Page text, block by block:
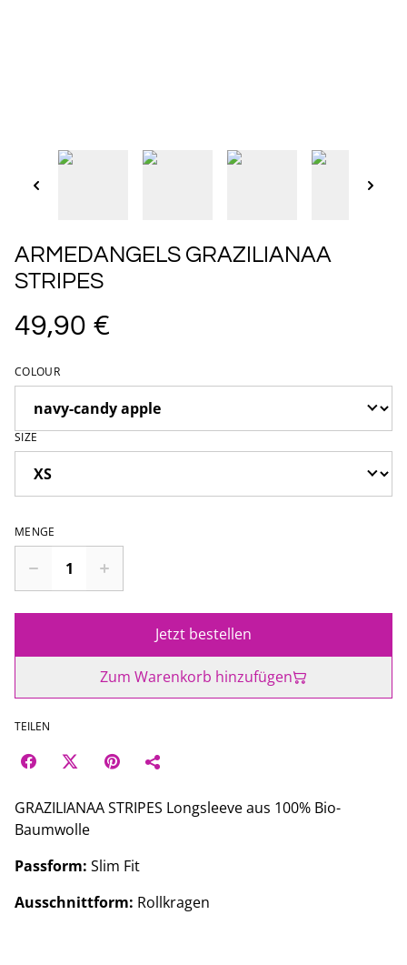
ARMEDANGELS GRAZILIANAA
STRIPES
49,90 €
COLOUR
SIZE
MENGE
Jetzt bestellen
Zum Warenkorb hinzufügen
TEILEN
GRAZILIANAA STRIPES Longsleeve aus 100% Bio-
Baumwolle
Passform: Slim Fit
Ausschnittform: Rollkragen